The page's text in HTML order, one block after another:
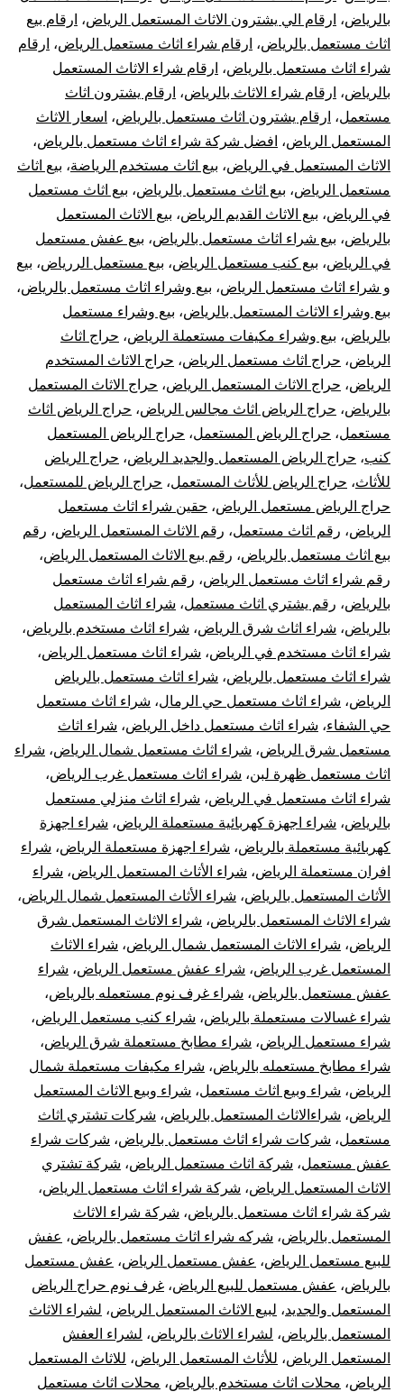
بالرياض، ارقام الي يشترون الاثاث المستعمل الرياض، ارقام بيع
اثاث مستعمل بالرياض، ارقام شراء اثاث مستعمل الرياض، ارقام
شراء اثاث مستعمل بالرياض، ارقام شراء الاثاث المستعمل
بالرياض، ارقام شراء الاثاث بالرياض، ارقام يشترون اثاث
مستعمل، ارقام يشترون اثاث مستعمل بالرياض، اسعار الاثاث
المستعمل الرياض، افضل شركة شراء اثاث مستعمل بالرياض،
الاثاث المستعمل في الرياض، بيع اثاث مستخدم الرياضة، بيع اثاث
مستعمل الرياض، بيع اثاث مستعمل بالرياض، بيع اثاث مستعمل
في الرياض، بيع الاثاث القديم الرياض، بيع الاثاث المستعمل
بالرياض، بيع شراء اثاث مستعمل بالرياض، بيع عفش مستعمل
في الرياض، بيع كنب مستعمل الرياض، بيع مستعمل الررياض، بيع
و شراء اثاث مستعمل الرياض، بيع وشراء اثاث مستعمل بالرياض،
بيع وشراء الاثاث المستعمل بالرياض، بيع وشراء مستعمل
بالرياض، بيع وشراء مكيفات مستعملة الرياض، حراج اثاث
الرياض، حراج اثاث مستعمل الرياض، حراج الاثاث المستخدم
الرياض، حراج الاثاث المستعمل الرياض، حراج الاثاث المستعمل
بالرياض، حراج الرياض اثاث مجالس الرياض، حراج الرياض اثاث
مستعمل، حراج الرياض المستعمل، حراج الرياض المستعمل
كنب، حراج الرياض المستعمل والجديد الرياض، حراج الرياض
للأثاث، حراج الرياض للأثاث المستعمل، حراج الرياض للمستعمل،
حراج الرياض مستعمل الرياض، حقين شراء اثاث مستعمل
الرياض، رقم اثاث مستعمل، رقم الاثاث المستعمل الرياض، رقم
بيع اثاث مستعمل بالرياض، رقم بيع الاثاث المستعمل الرياض،
رقم شراء اثاث مستعمل الرياض، رقم شراء اثاث مستعمل
بالرياض، رقم يشتري اثاث مستعمل، شراء اثاث المستعمل
بالرياض، شراء اثاث شرق الرياض، شراء اثاث مستخدم بالرياض،
شراء اثاث مستخدم في الرياض، شراء اثاث مستعمل الرياض،
شراء اثاث مستعمل بالرياض، شراء اثاث مستعمل بالرياض
الرياض، شراء اثاث مستعمل حي الرمال، شراء اثاث مستعمل
حي الشفاء، شراء اثاث مستعمل داخل الرياض، شراء اثاث
مستعمل شرق الرياض، شراء اثاث مستعمل شمال الرياض، شراء
اثاث مستعمل ظهرة لبن، شراء اثاث مستعمل غرب الرياض،
شراء اثاث مستعمل في الرياض، شراء اثاث منزلي مستعمل
بالرياض، شراء اجهزة كهربائية مستعملة الرياض، شراء اجهزة
كهربائية مستعملة بالرياض، شراء اجهزة مستعملة الرياض، شراء
افران مستعملة الرياض، شراء الأثاث المستعمل الرياض، شراء
الأثاث المستعمل بالرياض، شراء الأثاث المستعمل شمال الرياض،
شراء الاثاث المستعمل بالرياض، شراء الاثاث المستعمل شرق
الرياض، شراء الاثاث المستعمل شمال الرياض، شراء الاثاث
المستعمل غرب الرياض، شراء عفش مستعمل الرياض، شراء
عفش مستعمل بالرياض، شراء غرف نوم مستعمله بالرياض،
شراء غسالات مستعملة بالرياض، شراء كنب مستعمل الرياض،
شراء مستعمل الرياض، شراء مطابخ مستعملة شرق الرياض،
شراء مطابخ مستعمله بالرياض، شراء مكيفات مستعملة شمال
الرياض، شراء وبيع اثاث مستعمل، شراء وبيع الاثاث المستعمل
الرياض، شراءالاثاث المستعمل بالرياض، شركات تشتري اثاث
مستعمل، شركات شراء اثاث مستعمل بالرياض، شركات شراء
عفش مستعمل، شركة اثاث مستعمل الرياض، شركة تشتري
الاثاث المستعمل الرياض، شركة شراء اثاث مستعمل الرياض،
شركة شراء اثاث مستعمل بالرياض، شركة شراء الاثاث
المستعمل بالرياض، شركه شراء اثاث مستعمل بالرياض، عفش
للبيع مستعمل الرياض، عفش مستعمل الرياض، عفش مستعمل
بالرياض، عفش مستعمل للبيع الرياض، غرف نوم حراج الرياض
المستعمل والجديد، لبيع الاثاث المستعمل الرياض، لشراء الاثاث
المستعمل بالرياض، لشراء الاثاث بالرياض، لشراء العفش
المستعمل الرياض، للأثاث المستعمل الرياض، للاثاث المستعمل
الرياض، محلات اثاث مستخدم بالرياض، محلات اثاث مستعمل